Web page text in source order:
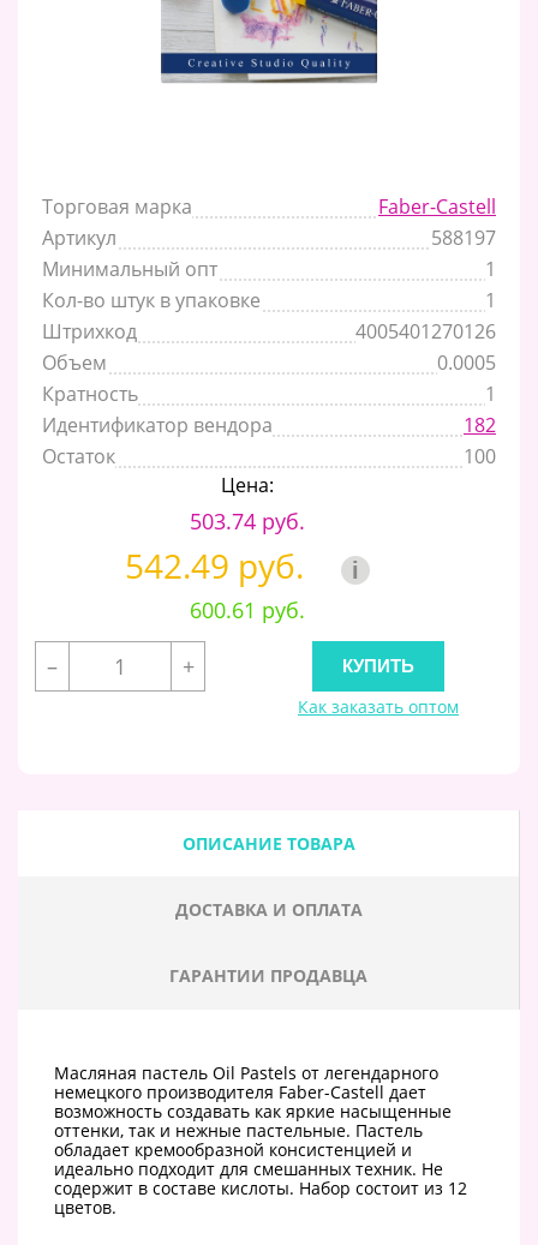
Торговая марка
Faber-Castell
Артикул
588197
Минимальный опт
1
Кол-во штук в упаковке
1
Штрихкод
4005401270126
Объем
0.0005
Кратность
1
Идентификатор вендора
182
Остаток
100
Цена:
503.74 руб.
542.49 руб. i
600.61 руб.
–
+
Как заказать оптом
ОПИСАНИЕ ТОВАРА
ДОСТАВКА И ОПЛАТА
ГАРАНТИИ ПРОДАВЦА
Масляная пастель Oil Pastels от легендарного
немецкого производителя Faber-Castell дает
возможность создавать как яркие насыщенные
оттенки, так и нежные пастельные. Пастель
обладает кремообразной консистенцией и
идеально подходит для смешанных техник. Не
содержит в составе кислоты. Набор состоит из 12
цветов.